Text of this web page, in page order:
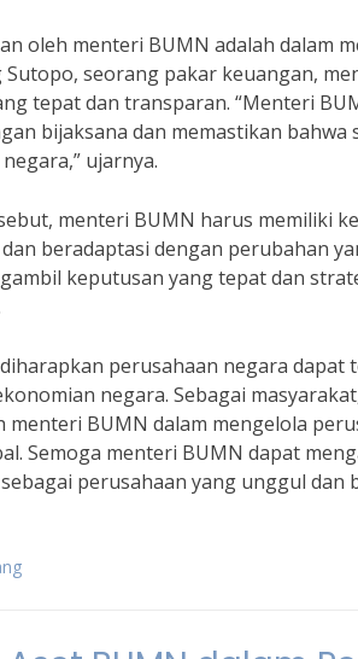
oleh menteri BUMN adalah dalam
seorang pakar keuangan,
tepat dan transparan. “Menteri
bijaksana dan memastikan bahwa
ujarnya.
menteri BUMN harus memiliki
beradaptasi dengan perubahan
keputusan yang tepat dan
perusahaan negara dapat
negara. Sebagai
BUMN dalam mengelola
Semoga menteri BUMN dapat
perusahaan yang unggul dan